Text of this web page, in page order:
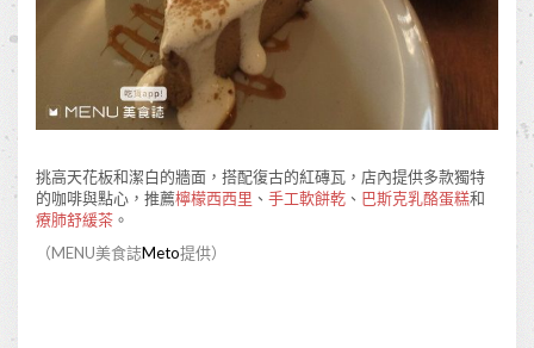
挑高天花板和潔白的牆面，搭配復古的紅磚瓦，店內提供多款獨特
的咖啡與點心，推薦檸檬西西里 、 手工軟餅乾 、 巴斯克乳酪蛋糕和
療肺舒緩茶 。
（MENU美食誌Meto提供）